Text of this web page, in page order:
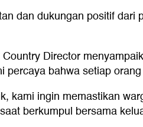
dan dukungan positif
Director
percaya bahwa setiap
kami ingin memastikan
berkumpul bersama